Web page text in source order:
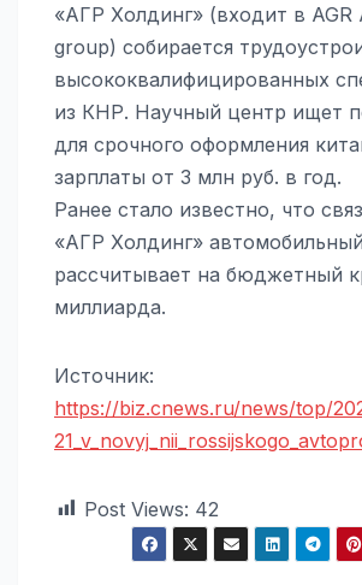
«АГР Холдинг» (входит в AGR
group) собирается
высококвалифицированных
из КНР. Научный центр ищет
для срочного оформления
зарплаты от 3 млн руб. в год.
Ранее стало известно, что
«АГР Холдинг»
рассчитывает на бюджетный
миллиарда.
Источник:
https://biz.cnews.ru/news/top/
Post Views: 42